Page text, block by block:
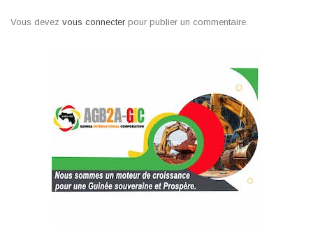
Vous devez vous connecter pour publier un commentaire.